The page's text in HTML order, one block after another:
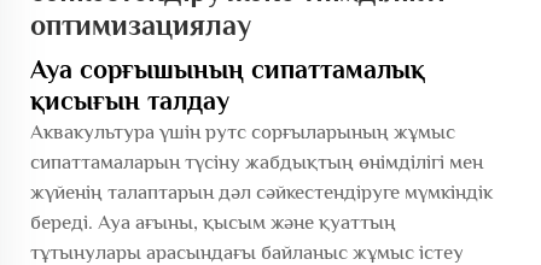
оптимизациялау
Ауа сорғышының сипаттамалық
қисығын талдау
Аквакультура үшін рутс сорғыларының жұмыс
сипаттамаларын түсіну жабдықтың өнімділігі мен
жүйенің талаптарын дәл сәйкестендіруге мүмкіндік
береді. Ауа ағыны, қысым және қуаттың
тұтынулары арасындағы байланыс жұмыс істеу